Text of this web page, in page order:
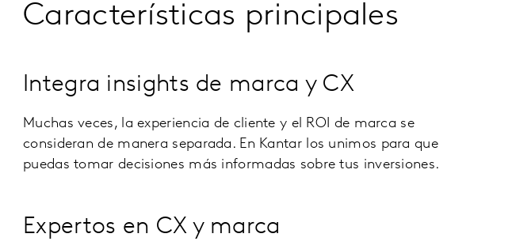
Características principales
Integra insights de marca y CX
Muchas veces, la experiencia de cliente y el ROI de marca se
consideran de manera separada. En Kantar los unimos para que
puedas tomar decisiones más informadas sobre tus inversiones.
Expertos en CX y marca